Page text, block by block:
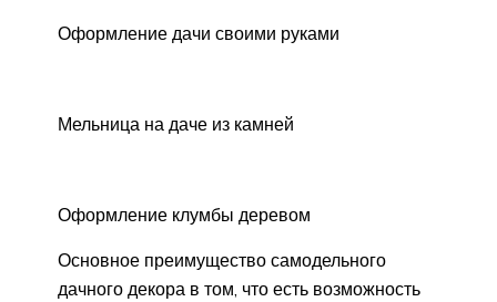
Оформление дачи своими руками
Мельница на даче из камней
Оформление клумбы деревом
Основное преимущество самодельного
дачного декора в том, что есть возможность